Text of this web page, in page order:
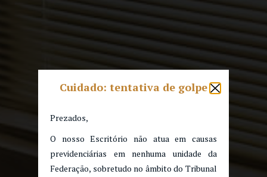
Cuidado: tentativa de golpe
Prezados,
O nosso Escritório não atua em causas
previdenciárias em nenhuma unidade da
Federação, sobretudo no âmbito do Tribunal